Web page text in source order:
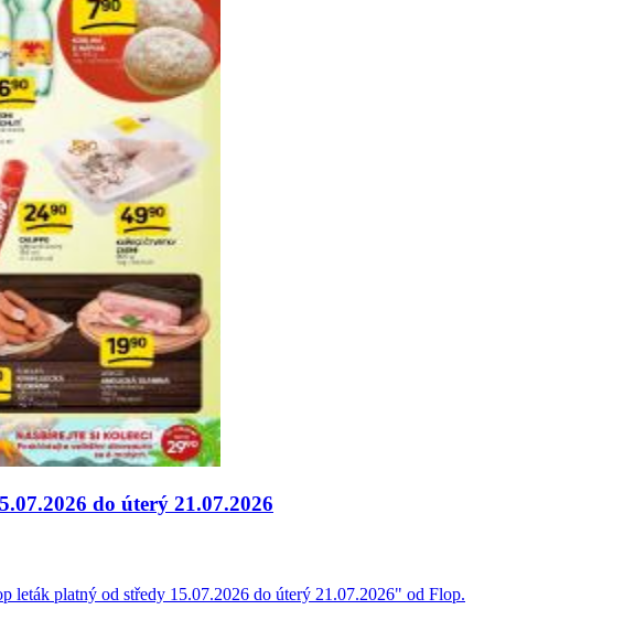
do úterý 21.07.2026
leták platný od středy 15.07.2026 do úterý 21.07.2026" od Flop.